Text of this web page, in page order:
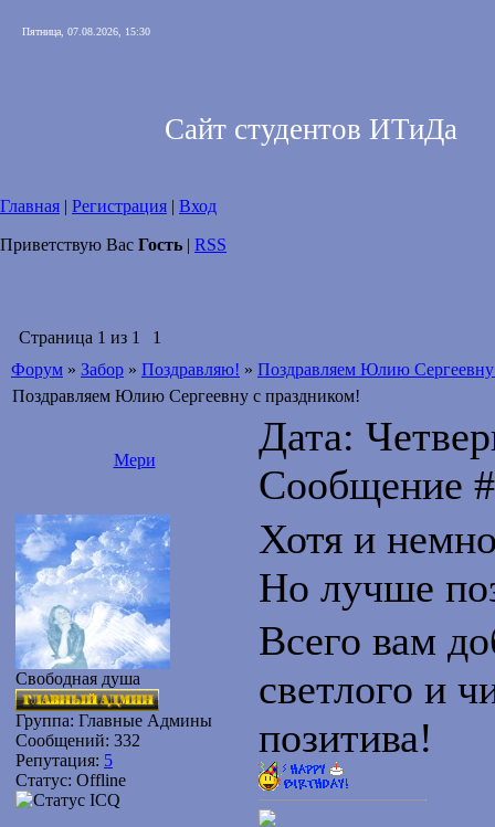
Пятница, 07.08.2026, 15:30
Сайт студентов ИТиДа
Главная | Регистрация | Вход
Приветствую Вас Гость | RSS
Страница 1 из 1
1
Форум » Забор » Поздравляю! » Поздравляем Юлию
Поздравляем Юлию Сергеевну с праздником!
Мери
Дата:
Сообщение
Свободная душа
Группа: Главные Админы
Сообщений: 332
Репутация: 5
Статус: Offline
Хотя и
Но лучше
Всего вам
светлого и
позитива!